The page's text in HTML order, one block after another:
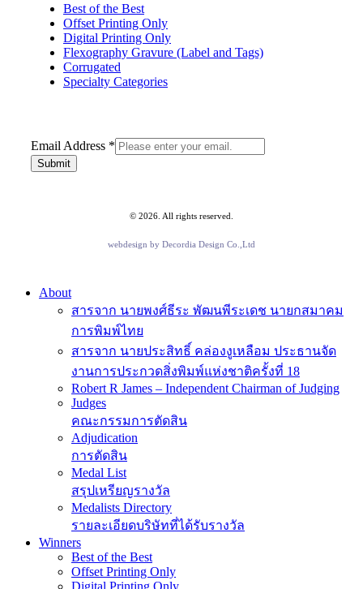
Best of the Best
Offset Printing Only
Digital Printing Only
Flexography Gravure (Label and Tags)
Corrugated
Specialty Categories
Address
Email
Email Address *
Submit
© 2026 . All rights reserved.
webdesign by Decordia Design Co.,Ltd
Close
About
สารจาก นายพงศ์ธีระ พัฒนพีระเดช นายกสมาคม
การพิมพ์ไทย
สารจาก นายประสิทธิ์ คล่องงูเหลือม ประธานจัด
งานการประกวดสิ่งพิมพ์แห่งชาติครั้งที่ 18
Robert R James – Independent Chairman of Judging
Judges
คณะกรรมการตัดสิน
Adjudication
การตัดสิน
Medal List
สรุปเหรียญรางวัล
Medalists Directory
รายละเอียดบริษัทที่ได้รับรางวัล
Winners
Best of the Best
Offset Printing Only
Digital Printing Only